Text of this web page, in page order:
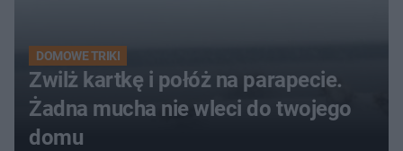
DOMOWE TRIKI
Zwilż kartkę i połóż na parapecie.
Żadna mucha nie wleci do twojego
domu